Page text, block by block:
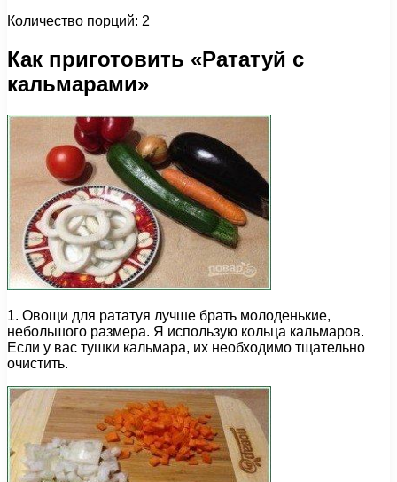
Количество порций: 2
Как приготовить «Рататуй с
кальмарами»
1. Овощи для рататуя лучше брать молоденькие,
небольшого размера. Я использую кольца кальмаров.
Если у вас тушки кальмара, их необходимо тщательно
очистить.